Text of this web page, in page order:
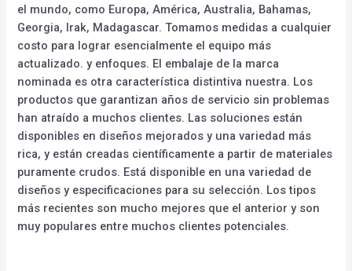
el mundo, como Europa, América, Australia, Bahamas,
Georgia, Irak, Madagascar. Tomamos medidas a cualquier
costo para lograr esencialmente el equipo más
actualizado. y enfoques. El embalaje de la marca
nominada es otra característica distintiva nuestra. Los
productos que garantizan años de servicio sin problemas
han atraído a muchos clientes. Las soluciones están
disponibles en diseños mejorados y una variedad más
rica, y están creadas científicamente a partir de materiales
puramente crudos. Está disponible en una variedad de
diseños y especificaciones para su selección. Los tipos
más recientes son mucho mejores que el anterior y son
muy populares entre muchos clientes potenciales.